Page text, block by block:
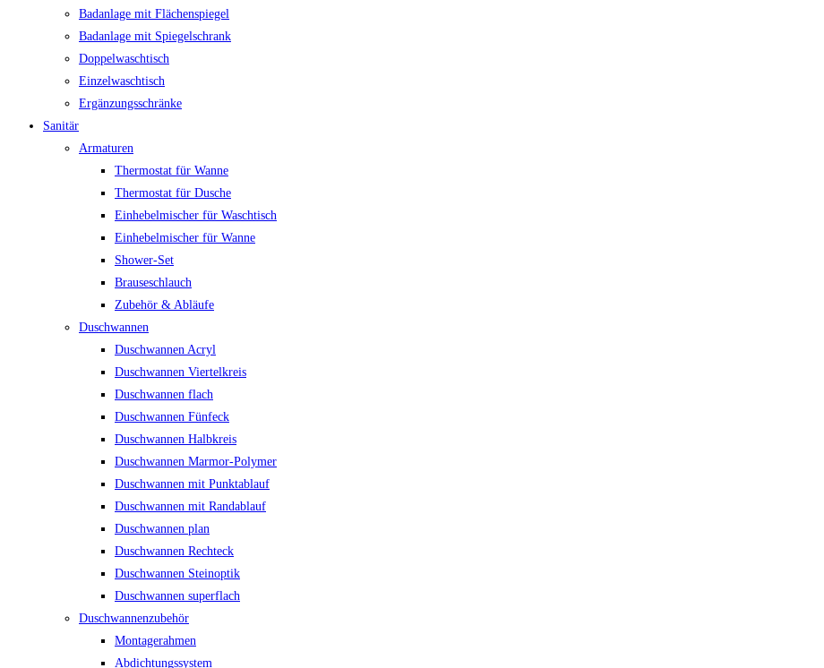
Badanlage mit Flächenspiegel
Badanlage mit Spiegelschrank
Doppelwaschtisch
Einzelwaschtisch
Ergänzungsschränke
Sanitär
Armaturen
Thermostat für Wanne
Thermostat für Dusche
Einhebelmischer für Waschtisch
Einhebelmischer für Wanne
Shower-Set
Brauseschlauch
Zubehör & Abläufe
Duschwannen
Duschwannen Acryl
Duschwannen Viertelkreis
Duschwannen flach
Duschwannen Fünfeck
Duschwannen Halbkreis
Duschwannen Marmor-Polymer
Duschwannen mit Punktablauf
Duschwannen mit Randablauf
Duschwannen plan
Duschwannen Rechteck
Duschwannen Steinoptik
Duschwannen superflach
Duschwannenzubehör
Montagerahmen
Abdichtungssystem